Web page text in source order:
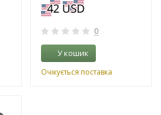
0
У кошик
Очікується поставка